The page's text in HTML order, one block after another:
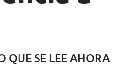
QUE SE LEE AHORA